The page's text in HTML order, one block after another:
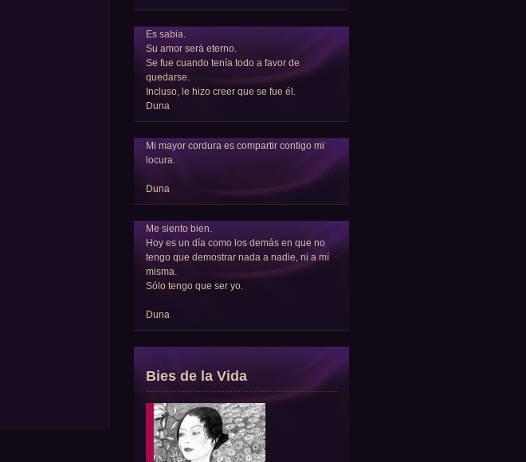
Es sabia.
Su amor será eterno.
Se fue cuando tenía todo a favor de
quedarse.
Incluso, le hizo creer que se fue él.
Duna
Mi mayor cordura es compartir contigo mi
locura.
Duna
Me siento bien.
Hoy es un día como los demás en que no
tengo que demostrar nada a nadie, ni a mí
misma.
Sólo tengo que ser yo.
Duna
Bies de la Vida